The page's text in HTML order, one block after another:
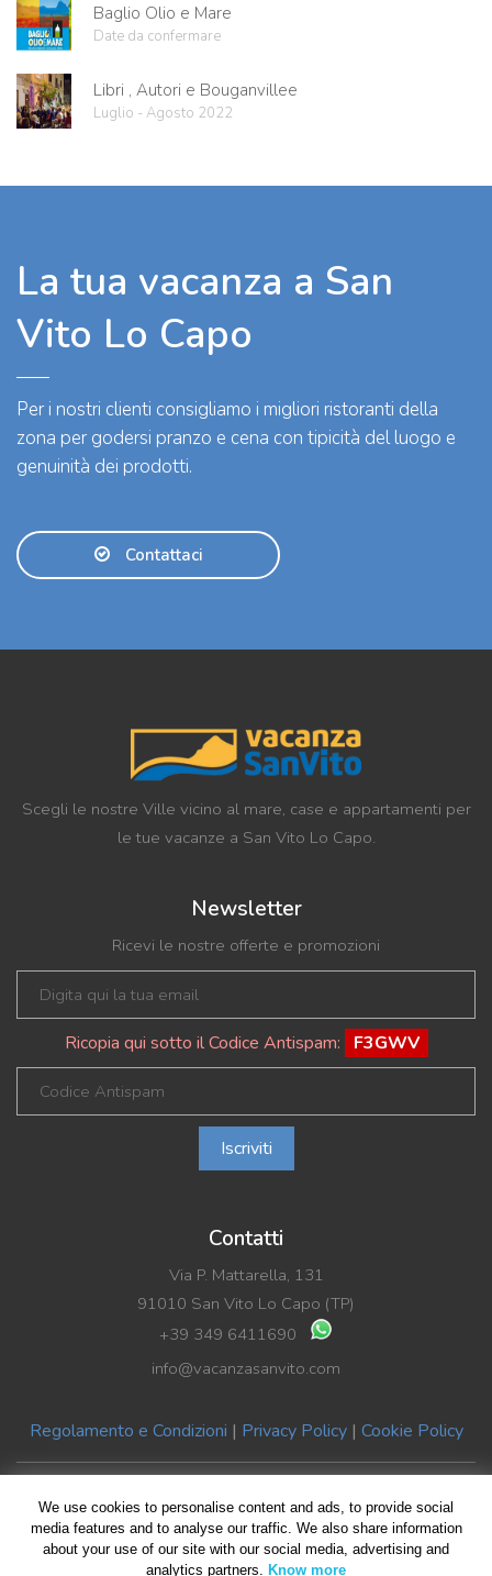
Baglio Olio e Mare
Date da confermare
Libri , Autori e Bouganvillee
Luglio - Agosto 2022
La tua vacanza a San
Vito Lo Capo
Per i nostri clienti consigliamo i migliori ristoranti della
zona per godersi pranzo e cena con tipicità del luogo e
genuinità dei prodotti.
Contattaci
Scegli le nostre Ville vicino al mare, case e appartamenti per
le tue vacanze a San Vito Lo Capo.
Newsletter
Ricevi le nostre offerte e promozioni
Ricopia qui sotto il Codice Antispam: F3GWV
Iscriviti
Contatti
Via P. Mattarella, 131
91010 San Vito Lo Capo (TP)
+39 349 6411690
info@vacanzasanvito.com
Regolamento e Condizioni | Privacy Policy | Cookie Policy
© Copyright 2019 Vacanza SanVito di Benedetto La Rocca | P.Iva
02489590816
All rights reserved | Design byGiovanni Giliberti| Foto HomePage
We use cookies to personalise content and ads, to provide social
media features and to analyse our traffic. We also share information
about your use of our site with our social media, advertising and
analytics partners. Know more